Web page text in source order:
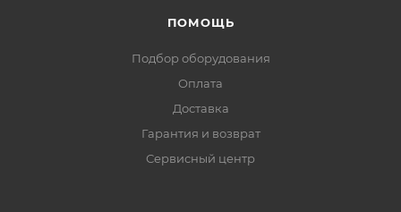
ПОМОЩЬ
Подбор оборудования
Оплата
Доставка
Гарантия и возврат
Сервисный центр